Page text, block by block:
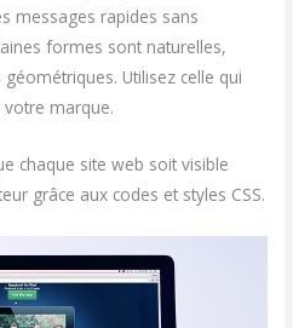
messages rapides sans
formes sont naturelles,
géométriques. Utilisez celle qui
votre marque.
chaque site web soit visible
grâce aux codes et styles CSS.